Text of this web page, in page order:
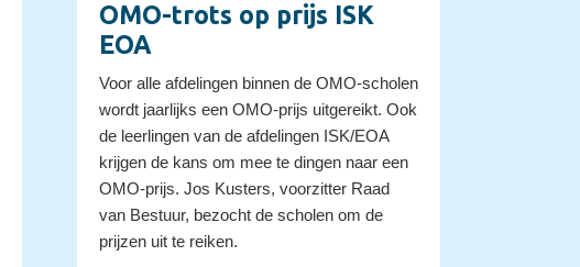
OMO-trots op prijs ISK
EOA
Voor alle afdelingen binnen de OMO-scholen
wordt jaarlijks een OMO-prijs uitgereikt. Ook
de leerlingen van de afdelingen ISK/EOA
krijgen de kans om mee te dingen naar een
OMO-prijs. Jos Kusters, voorzitter Raad
van Bestuur, bezocht de scholen om de
prijzen uit te reiken.